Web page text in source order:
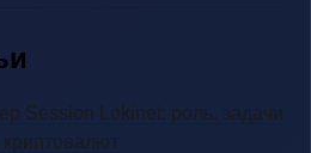
Session Lokinet: роль, задачи
криптовалют